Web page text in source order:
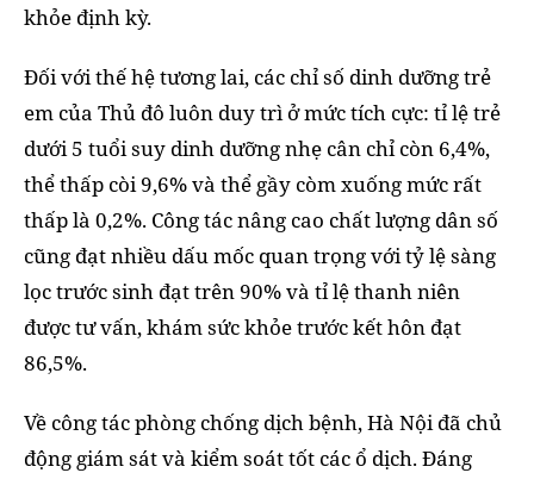
khỏe định kỳ.
Đối với thế hệ tương lai, các chỉ số dinh dưỡng trẻ
em của Thủ đô luôn duy trì ở mức tích cực: tỉ lệ trẻ
dưới 5 tuổi suy dinh dưỡng nhẹ cân chỉ còn 6,4%,
thể thấp còi 9,6% và thể gầy còm xuống mức rất
thấp là 0,2%. Công tác nâng cao chất lượng dân số
cũng đạt nhiều dấu mốc quan trọng với tỷ lệ sàng
lọc trước sinh đạt trên 90% và tỉ lệ thanh niên
được tư vấn, khám sức khỏe trước kết hôn đạt
86,5%.
Về công tác phòng chống dịch bệnh, Hà Nội đã chủ
động giám sát và kiểm soát tốt các ổ dịch. Đáng